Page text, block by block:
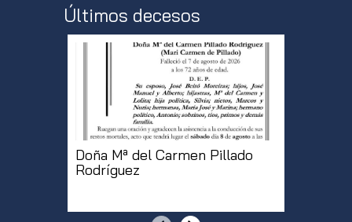
Últimos decesos
Doña Mª del Carmen Pillado
Rodríguez